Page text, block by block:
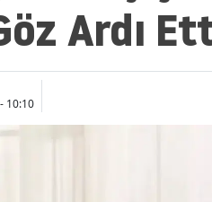
Ardı
10:10